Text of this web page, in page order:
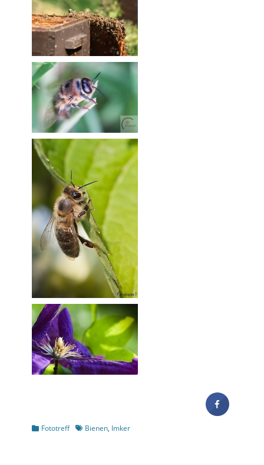
Kategorien
Fototreff Schlagworte
Bienen, Imker